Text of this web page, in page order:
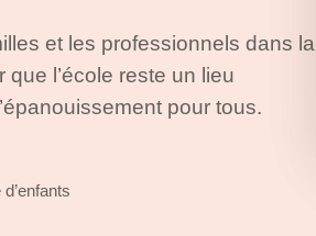
et les professionnels dans la
l’école reste un lieu
pour tous.